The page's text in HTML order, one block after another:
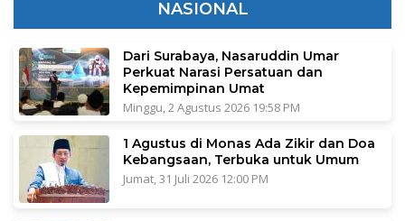
NASIONAL
Dari Surabaya, Nasaruddin Umar
Perkuat Narasi Persatuan dan
Kepemimpinan Umat
Minggu, 2 Agustus 2026 19:58 PM
1 Agustus di Monas Ada Zikir dan Doa
Kebangsaan, Terbuka untuk Umum
Jumat, 31 Juli 2026 12:00 PM